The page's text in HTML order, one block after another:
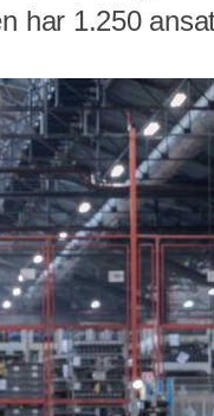
har 1.250